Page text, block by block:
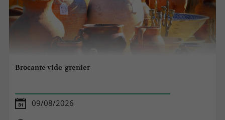
Brocante vide-grenier
09/08/2026